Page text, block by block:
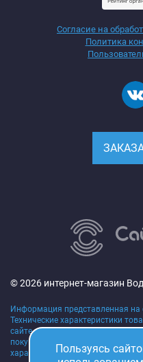
Согласие на
Политика
© 2026 интернет-магазин
Информация представленная на
Технические характеристики
сайте, уточняйте технические
покупки и оплаты. Вся
характеристиках, сроках
Пользуясь